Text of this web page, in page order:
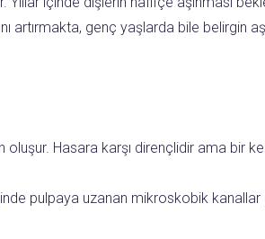
artırmakta, genç yaşlarda bile belirgin
oluşur. Hasara karşı dirençlidir ama bir
pulpaya uzanan mikroskobik